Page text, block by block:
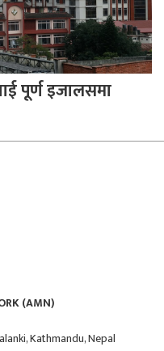
पूर्ण इजालसमा
(AMN)
Kathmandu, Nepal